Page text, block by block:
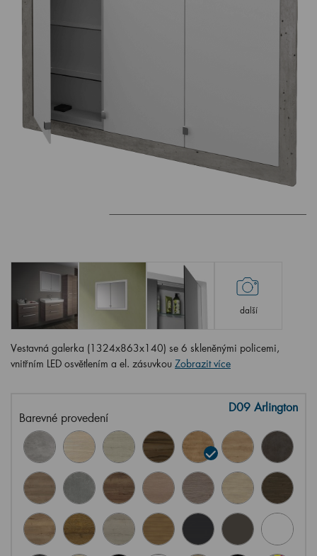
další
Vestavná galerka (1324x863x140) se 6 skleněnými policemi,
vnitřním LED osvětlením a el. zásuvkou Zobrazit více
Barevné provedení
D09 Arlington